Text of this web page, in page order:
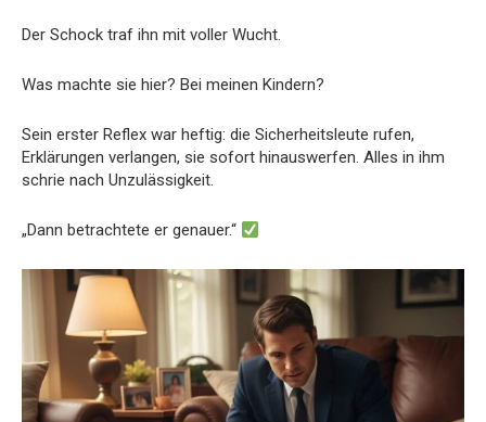
Der Schock traf ihn mit voller Wucht.
Was machte sie hier? Bei meinen Kindern?
Sein erster Reflex war heftig: die Sicherheitsleute rufen,
Erklärungen verlangen, sie sofort hinauswerfen. Alles in ihm
schrie nach Unzulässigkeit.
„Dann betrachtete er genauer.“